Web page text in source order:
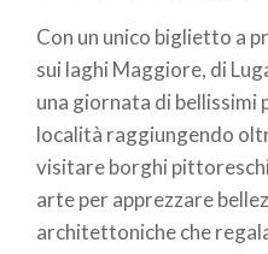
Con un unico biglietto a
sui laghi Maggiore, di
una giornata di bellissimi
località raggiungendo
visitare borghi
arte per apprezzare
architettoniche che